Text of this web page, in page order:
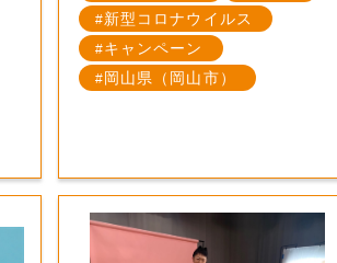
新型コロナウイルス
キャンペーン
岡山県（岡山市）